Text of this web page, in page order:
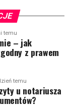
temu
– jak
z prawem
temu
u notariusza